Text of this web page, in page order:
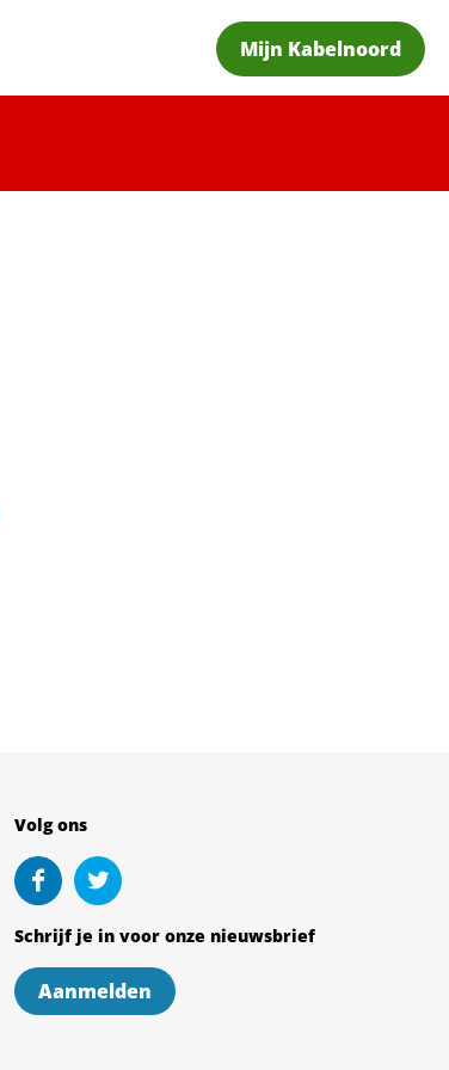
Mijn Kabelnoord
Volg ons
Schrijf je in voor onze nieuwsbrief
Aanmelden